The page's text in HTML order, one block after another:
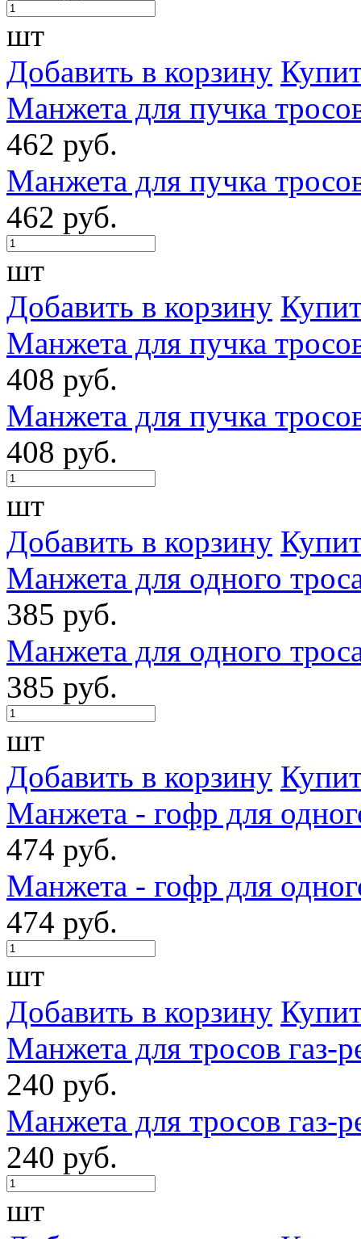
шт
Добавить в корзину
Манжета для пучка
462 руб.
Манжета для пучка
462 руб.
шт
Добавить в корзину
Манжета для пучка
408 руб.
Манжета для пучка
408 руб.
шт
Добавить в корзину
Манжета для одного
385 руб.
Манжета для одного
385 руб.
шт
Добавить в корзину
Манжета - гофр для
474 руб.
Манжета - гофр для
474 руб.
шт
Добавить в корзину
Манжета для тросов газ-
240 руб.
Манжета для тросов газ-
240 руб.
шт